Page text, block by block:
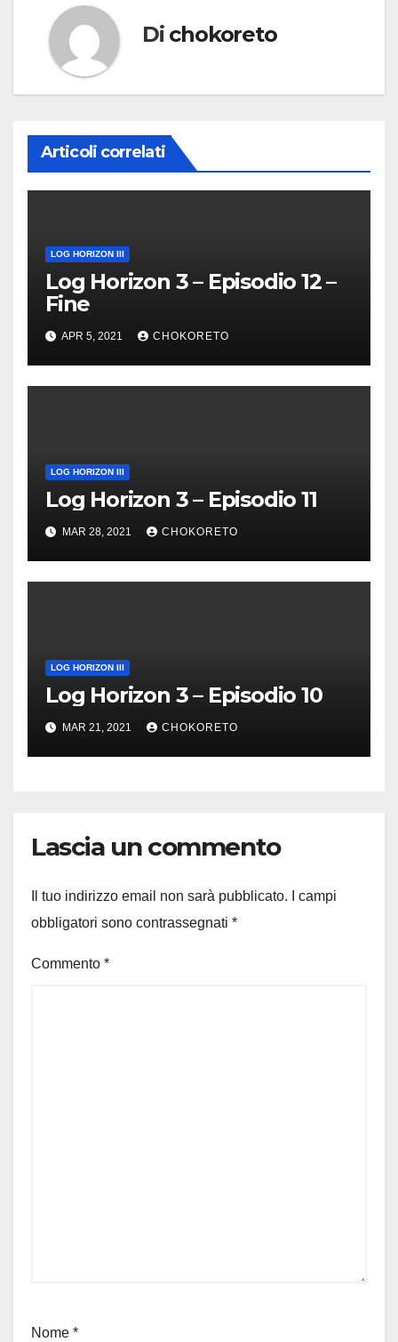
Di chokoreto
Articoli correlati
LOG HORIZON III
Log Horizon 3 – Episodio 12 –
Fine
APR 5, 2021 CHOKORETO
LOG HORIZON III
Log Horizon 3 – Episodio 11
MAR 28, 2021 CHOKORETO
LOG HORIZON III
Log Horizon 3 – Episodio 10
MAR 21, 2021 CHOKORETO
Lascia un commento
Il tuo indirizzo email non sarà pubblicato.
I campi
obbligatori sono contrassegnati *
Commento *
Nome *